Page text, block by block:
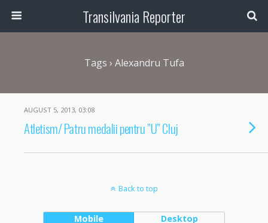
Transilvania Reporter
Tags › Alexandru Tufa
AUGUST 5, 2013, 03:08
Atletism/ Patru medalii pentru ”U” Cluj
Back to top
Mobile Desktop